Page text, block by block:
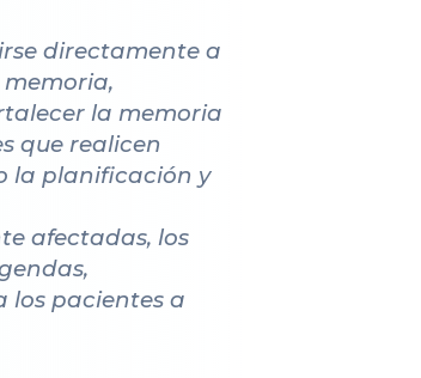
directamente a
la memoria
que realicen
la planificación y
afectadas, los
los pacientes a